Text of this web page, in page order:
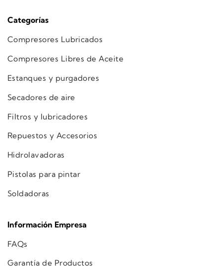
Categorías
Compresores Lubricados
Compresores Libres de Aceite
Estanques y purgadores
Secadores de aire
Filtros y lubricadores
Repuestos y Accesorios
Hidrolavadoras
Pistolas para pintar
Soldadoras
Información Empresa
FAQs
Garantía de Productos